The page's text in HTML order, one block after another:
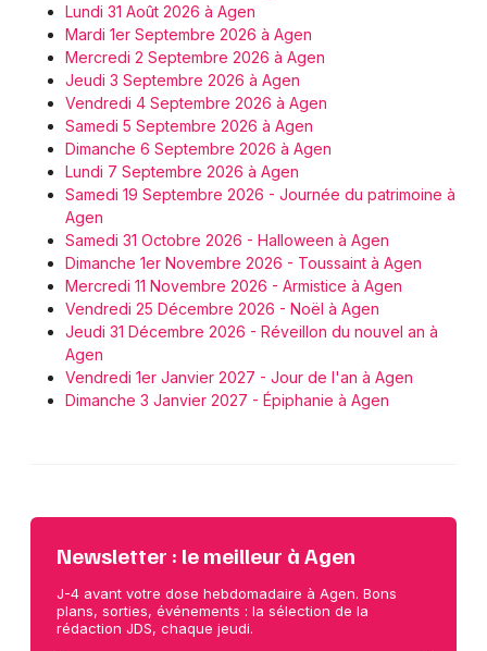
Lundi 31 Août 2026 à Agen
Mardi 1er Septembre 2026 à Agen
Mercredi 2 Septembre 2026 à Agen
Jeudi 3 Septembre 2026 à Agen
Vendredi 4 Septembre 2026 à Agen
Samedi 5 Septembre 2026 à Agen
Dimanche 6 Septembre 2026 à Agen
Lundi 7 Septembre 2026 à Agen
Samedi 19 Septembre 2026 - Journée du patrimoine à
Agen
Samedi 31 Octobre 2026 - Halloween à Agen
Dimanche 1er Novembre 2026 - Toussaint à Agen
Mercredi 11 Novembre 2026 - Armistice à Agen
Vendredi 25 Décembre 2026 - Noël à Agen
Jeudi 31 Décembre 2026 - Réveillon du nouvel an à
Agen
Vendredi 1er Janvier 2027 - Jour de l'an à Agen
Dimanche 3 Janvier 2027 - Épiphanie à Agen
Newsletter : le meilleur à Agen
J-4 avant votre dose hebdomadaire à Agen. Bons
plans, sorties, événements : la sélection de la
rédaction JDS, chaque jeudi.